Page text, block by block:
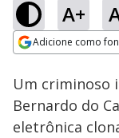
A+
Adicione como
Ativar
Loaded
20.02%
Um criminoso
Bernardo do
eletrônica